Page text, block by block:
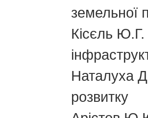
земельної
Кісєль Ю.Г.
Наталуха
розвитку